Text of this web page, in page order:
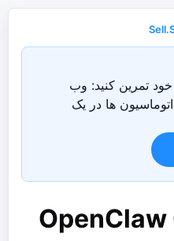
تمرین کنید: وب
ها در یک